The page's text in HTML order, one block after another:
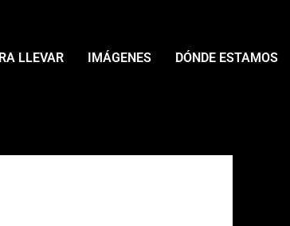
LLEVAR IMÁGENES DÓNDE ESTAMOS